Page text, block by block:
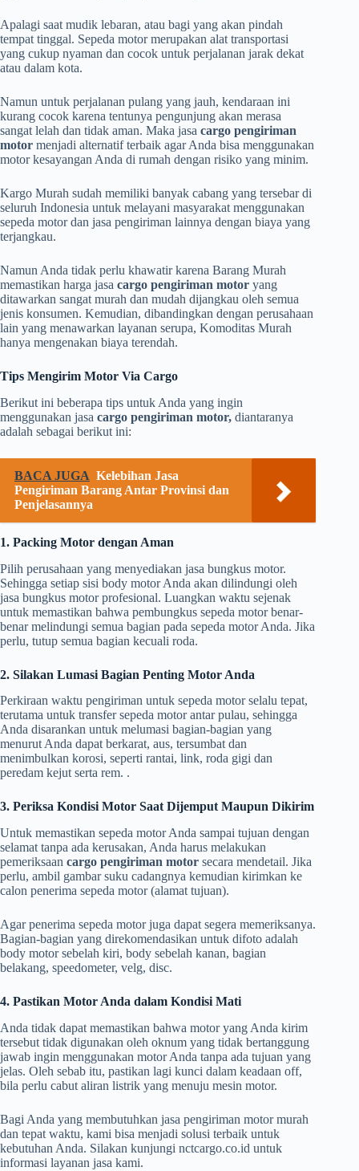
Apalagi saat mudik lebaran, atau bagi yang akan pindah
tempat tinggal. Sepeda motor merupakan alat transportasi
yang cukup nyaman dan cocok untuk perjalanan jarak dekat
atau dalam kota.
Namun untuk perjalanan pulang yang jauh, kendaraan ini
kurang cocok karena tentunya pengunjung akan merasa
sangat lelah dan tidak aman. Maka jasa cargo pengiriman
motor menjadi alternatif terbaik agar Anda bisa menggunakan
motor kesayangan Anda di rumah dengan risiko yang minim.
Kargo Murah sudah memiliki banyak cabang yang tersebar di
seluruh Indonesia untuk melayani masyarakat menggunakan
sepeda motor dan jasa pengiriman lainnya dengan biaya yang
terjangkau.
Namun Anda tidak perlu khawatir karena Barang Murah
memastikan harga jasa cargo pengiriman motor yang
ditawarkan sangat murah dan mudah dijangkau oleh semua
jenis konsumen. Kemudian, dibandingkan dengan perusahaan
lain yang menawarkan layanan serupa, Komoditas Murah
hanya mengenakan biaya terendah.
Tips Mengirim Motor Via Cargo
Berikut ini beberapa tips untuk Anda yang ingin
menggunakan jasa cargo pengiriman motor, diantaranya
adalah sebagai berikut ini:
BACA JUGA Kelebihan Jasa
Pengiriman Barang Antar Provinsi dan
Penjelasannya
1. Packing Motor dengan Aman
Pilih perusahaan yang menyediakan jasa bungkus motor.
Sehingga setiap sisi body motor Anda akan dilindungi oleh
jasa bungkus motor profesional. Luangkan waktu sejenak
untuk memastikan bahwa pembungkus sepeda motor benar-
benar melindungi semua bagian pada sepeda motor Anda. Jika
perlu, tutup semua bagian kecuali roda.
2. Silakan Lumasi Bagian Penting Motor Anda
Perkiraan waktu pengiriman untuk sepeda motor selalu tepat,
terutama untuk transfer sepeda motor antar pulau, sehingga
Anda disarankan untuk melumasi bagian-bagian yang
menurut Anda dapat berkarat, aus, tersumbat dan
menimbulkan korosi, seperti rantai, link, roda gigi dan
peredam kejut serta rem. .
3. Periksa Kondisi Motor Saat Dijemput Maupun Dikirim
Untuk memastikan sepeda motor Anda sampai tujuan dengan
selamat tanpa ada kerusakan, Anda harus melakukan
pemeriksaan cargo pengiriman motor secara mendetail. Jika
perlu, ambil gambar suku cadangnya kemudian kirimkan ke
calon penerima sepeda motor (alamat tujuan).
Agar penerima sepeda motor juga dapat segera memeriksanya.
Bagian-bagian yang direkomendasikan untuk difoto adalah
body motor sebelah kiri, body sebelah kanan, bagian
belakang, speedometer, velg, disc.
4. Pastikan Motor Anda dalam Kondisi Mati
Anda tidak dapat memastikan bahwa motor yang Anda kirim
tersebut tidak digunakan oleh oknum yang tidak bertanggung
jawab ingin menggunakan motor Anda tanpa ada tujuan yang
jelas. Oleh sebab itu, pastikan lagi kunci dalam keadaan off,
bila perlu cabut aliran listrik yang menuju mesin motor.
Bagi Anda yang membutuhkan jasa pengiriman motor murah
dan tepat waktu, kami bisa menjadi solusi terbaik untuk
kebutuhan Anda. Silakan kunjungi nctcargo.co.id untuk
informasi layanan jasa kami.